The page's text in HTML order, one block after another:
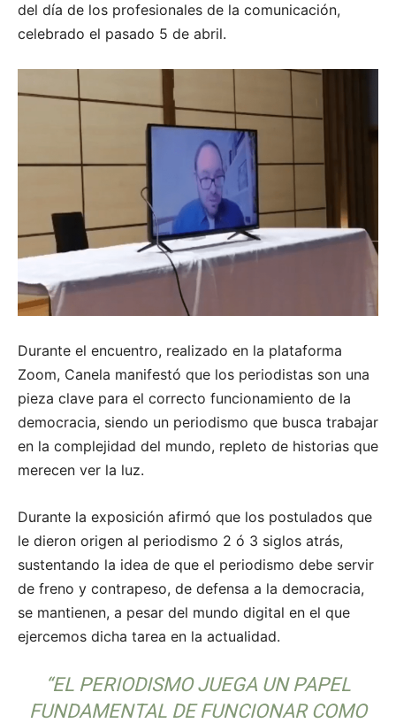
del día de los profesionales de la comunicación,
celebrado el pasado 5 de abril.
Durante el encuentro, realizado en la plataforma
Zoom, Canela manifestó que los periodistas son una
pieza clave para el correcto funcionamiento de la
democracia, siendo un periodismo que busca trabajar
en la complejidad del mundo, repleto de historias que
merecen ver la luz.
Durante la exposición afirmó que los postulados que
le dieron origen al periodismo 2 ó 3 siglos atrás,
sustentando la idea de que el periodismo debe servir
de freno y contrapeso, de defensa a la democracia,
se mantienen, a pesar del mundo digital en el que
ejercemos dicha tarea en la actualidad.
“EL PERIODISMO JUEGA UN PAPEL
FUNDAMENTAL DE FUNCIONAR COMO